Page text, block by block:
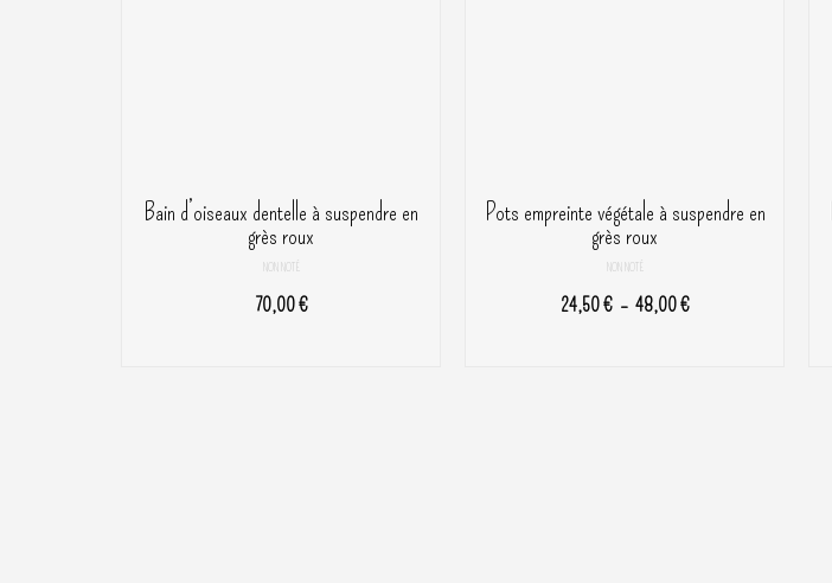
Bain d’oiseaux dentelle à suspendre en
grès roux
NON NOTÉ
70,00€
Pots empreinte végétale à suspendre en
grès roux
NON NOTÉ
24,50€ – 48,00€Plage